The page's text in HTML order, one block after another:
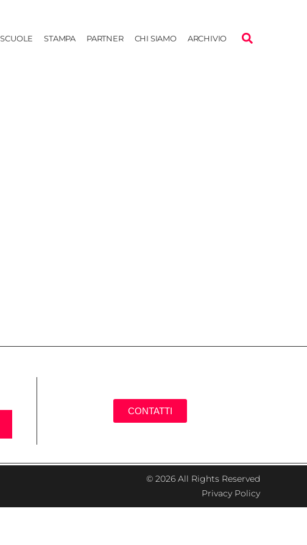
SCUOLE STAMPA PARTNER CHI SIAMO ARCHIVIO
CONTATTI
© 2026 All Rights Reserved
Privacy Policy